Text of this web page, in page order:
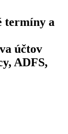
termíny a
účtov
ADFS,